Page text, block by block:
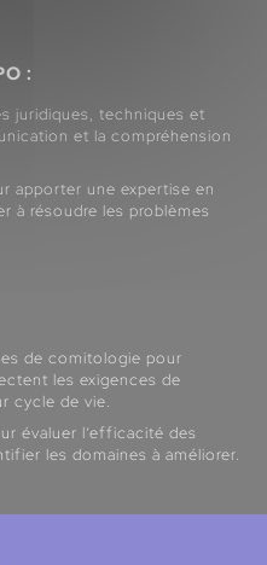
:
juridiques, techniques et
et la compréhension
apporter une expertise en
à résoudre les problèmes
de comitologie pour
les exigences de
cycle de vie.
évaluer l’efficacité des
les domaines à améliorer.